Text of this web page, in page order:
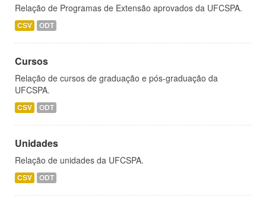
Relação de Programas de Extensão aprovados da UFCSPA.
CSV ODT
Cursos
Relação de cursos de graduação e pós-graduação da
UFCSPA.
CSV ODT
Unidades
Relação de unidades da UFCSPA.
CSV ODT